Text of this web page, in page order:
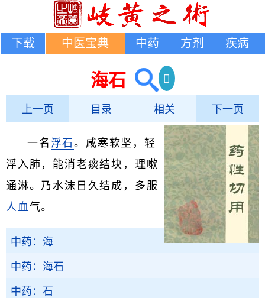
下载 中医宝典 中药 方剂 疾病
海石
上一页 目录 相关 下一页
一名 浮石。咸寒软坚，轻
浮入肺，能消老痰结块，理嗽
通淋。乃水沫日久结成，多服
人血气。
中药：海
中药：海石
中药：石